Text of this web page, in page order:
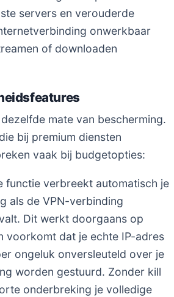
servers en verouderde
onwerkbaar
of downloaden
mate van bescherming.
bij premium diensten
vaak bij budgetopties:
functie verbreekt automatisch je
als de VPN-verbinding
Dit werkt doorgaans op
voorkomt dat je echte IP-adres
ongeluk onversleuteld over je
worden gestuurd. Zonder kill
onderbreking je volledige